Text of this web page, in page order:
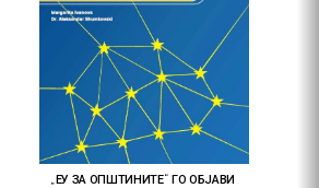
„ЕУ ЗА ОПШТИНИТЕ“ ГО ОБЈАВИ